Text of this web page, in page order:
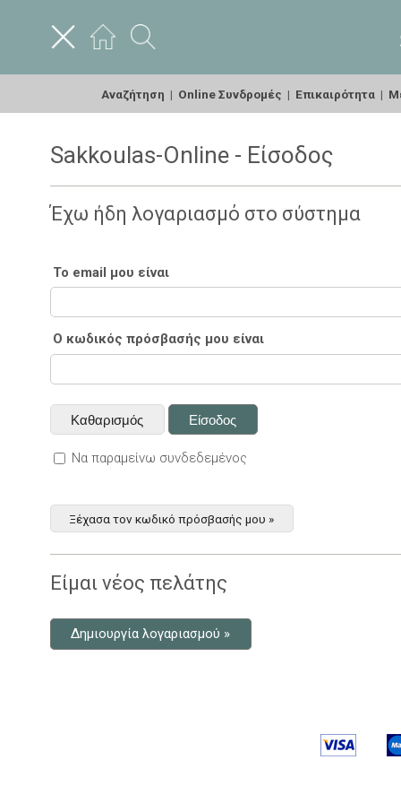
Αναζήτηση | Online Συνδρομές | Επικαιρότητα |
Sakkoulas-Online - Είσοδος
Έχω ήδη λογαριασμό στο σύστημα
Το email μου είναι
Ο κωδικός πρόσβασής μου είναι
Να παραμείνω συνδεδεμένος
Ξέχασα τον κωδικό πρόσβασής μου »
Είμαι νέος πελάτης
Δημιουργία λογαριασμού »